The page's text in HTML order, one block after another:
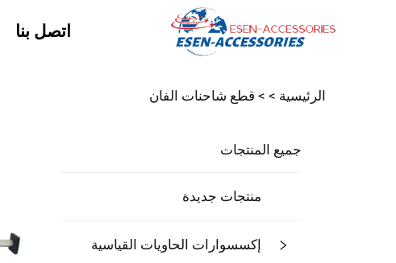
اتصل بنا
الرئيسية > > قطع شاحنات الفان
جميع المنتجات
منتجات جديدة
إكسسوارات الحاويات القياسية